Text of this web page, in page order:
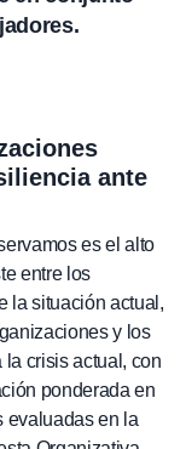
ante
es el alto
entre los
la situación actual,
y los
crisis actual, con
ponderada en
evaluadas en la